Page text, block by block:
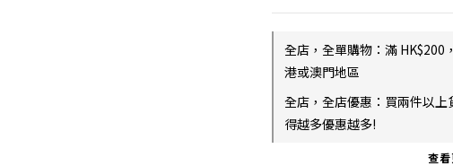
全店，全單購物：滿 HK$200
港或澳門地區
全店，全店優惠：買兩件以
得越多優惠越多!
查